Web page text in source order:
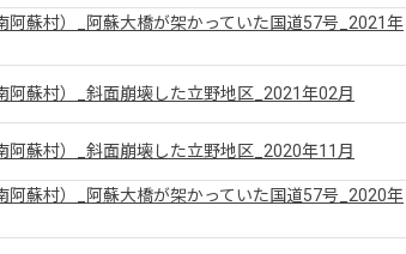
阿蘇村）_阿蘇大橋が架かっていた国道57号_2021年
阿蘇村）_斜面崩壊した立野地区_2021年02月
阿蘇村）_斜面崩壊した立野地区_2020年11月
阿蘇村）_阿蘇大橋が架かっていた国道57号_2020年